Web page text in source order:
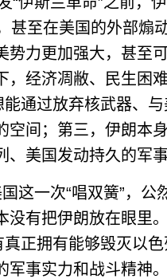
甚至在美国的外部煽
力更加强大，甚至
经济凋敝、民生困
能通过放弃核武器、
空间；第三，伊朗本
美国发动持久的军事
一次“唱双簧”，公
没有把伊朗放在眼里
真正拥有能够毁灭以
军事实力和战斗精神